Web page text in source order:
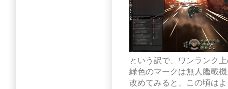
という訳で、ワンランク
緑色のマークは無人艦載
改めてみると、この頃は